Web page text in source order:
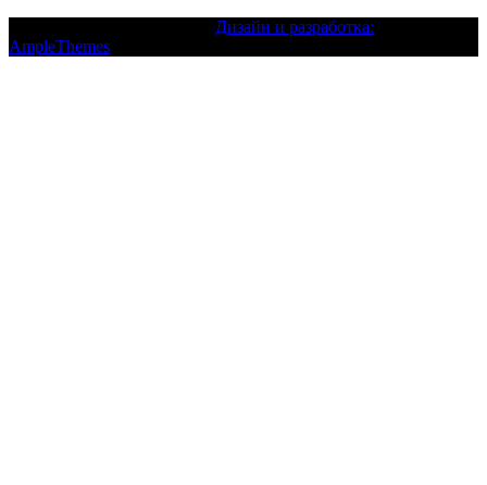
Дизайн и разработка:
AmpleThemes